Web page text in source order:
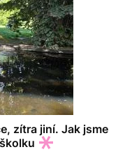
zítra jiní. Jak jsme